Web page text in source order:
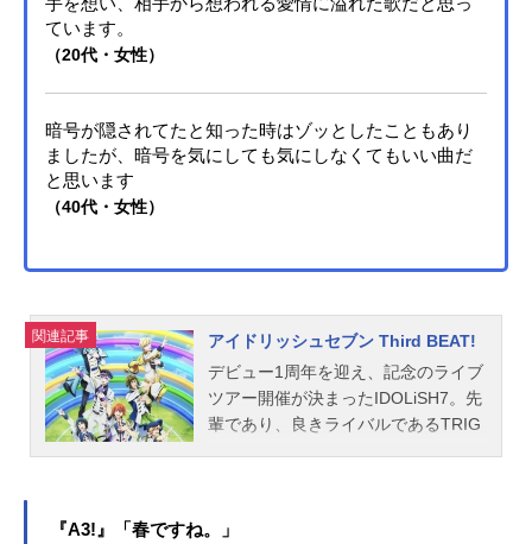
ています。
（20代・女性）
暗号が隠されてたと知った時はゾッとしたこともあり
ましたが、暗号を気にしても気にしなくてもいい曲だ
と思います
（40代・女性）
関連記事
アイドリッシュセブン Third BEAT!
デビュー1周年を迎え、記念のライブ
ツアー開催が決まったIDOLiSH7。先
輩であり、良きライバルであるTRIG
界の“ノイズ”が彼らに近づく。噂、敵
『A3!』「春ですね。」